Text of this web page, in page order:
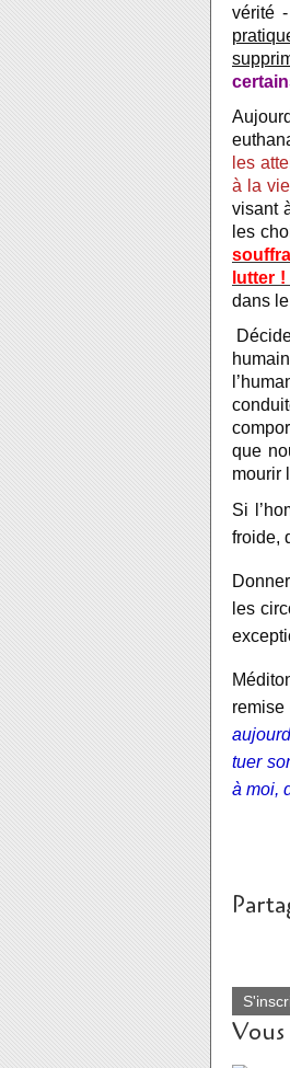
vérité
les
à la
visant
les
lutter !
dans
que
mourir
Si
froide,
les
tuer
à moi,
Vous